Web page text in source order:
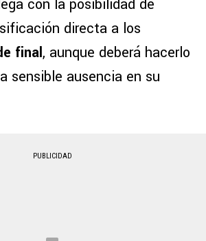
con la posibilidad de
directa a los
final, aunque deberá hacerlo
sensible ausencia en su
PUBLICIDAD